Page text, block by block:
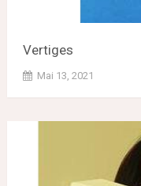
Vertiges
Mai 13, 2021